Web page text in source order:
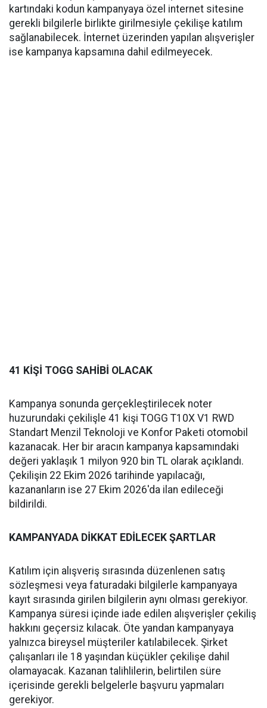
kartındaki kodun kampanyaya özel internet sitesine
gerekli bilgilerle birlikte girilmesiyle çekilişe katılım
sağlanabilecek. İnternet üzerinden yapılan alışverişler
ise kampanya kapsamına dahil edilmeyecek.
41 KİŞİ TOGG SAHİBİ OLACAK
Kampanya sonunda gerçekleştirilecek noter
huzurundaki çekilişle 41 kişi TOGG T10X V1 RWD
Standart Menzil Teknoloji ve Konfor Paketi otomobil
kazanacak. Her bir aracın kampanya kapsamındaki
değeri yaklaşık 1 milyon 920 bin TL olarak açıklandı.
Çekilişin 22 Ekim 2026 tarihinde yapılacağı,
kazananların ise 27 Ekim 2026'da ilan edileceği
bildirildi.
KAMPANYADA DİKKAT EDİLECEK ŞARTLAR
Katılım için alışveriş sırasında düzenlenen satış
sözleşmesi veya faturadaki bilgilerle kampanyaya
kayıt sırasında girilen bilgilerin aynı olması gerekiyor.
Kampanya süresi içinde iade edilen alışverişler çekiliş
hakkını geçersiz kılacak. Öte yandan kampanyaya
yalnızca bireysel müşteriler katılabilecek. Şirket
çalışanları ile 18 yaşından küçükler çekilişe dahil
olamayacak. Kazanan talihlilerin, belirtilen süre
içerisinde gerekli belgelerle başvuru yapmaları
gerekiyor.